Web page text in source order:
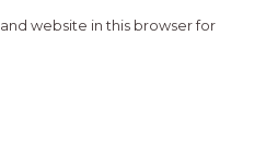
website in this browser for